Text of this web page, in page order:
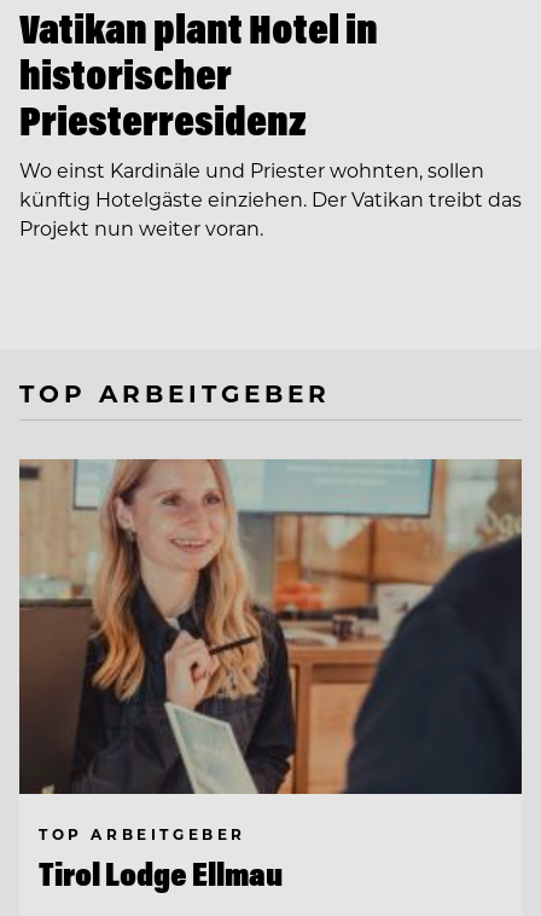
Vatikan plant Hotel in
historischer
Priesterresidenz
Wo einst Kardinäle und Priester wohnten, sollen
künftig Hotelgäste einziehen. Der Vatikan treibt das
Projekt nun weiter voran.
TOP ARBEITGEBER
TOP ARBEITGEBER
Tirol Lodge Ellmau